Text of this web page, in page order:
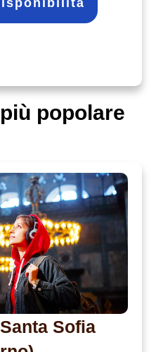
popolare
Sofia